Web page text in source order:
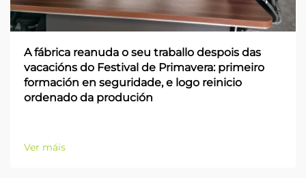
A fábrica reanuda o seu traballo despois das
vacacións do Festival de Primavera: primeiro
formación en seguridade, e logo reinicio
ordenado da produción
Ver máis